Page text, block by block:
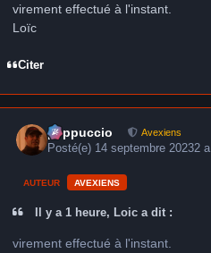
virement effectué à l'instant.
Loïc
Citer
peppuccio Avexiens
Posté(e) 14 septembre 20232 a
AUTEUR AVEXIENS
Il y a 1 heure, Loic a dit :
virement effectué à l'instant.